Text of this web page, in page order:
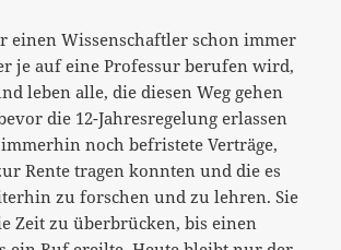
einen Wissenschaftler schon immer
je auf eine Professur berufen wird,
leben alle, die diesen Weg gehen
die 12-Jahresregelung erlassen
noch befristete Verträge,
Rente tragen konnten und die es
zu forschen und zu lehren. Sie
Zeit zu überbrücken, bis einen